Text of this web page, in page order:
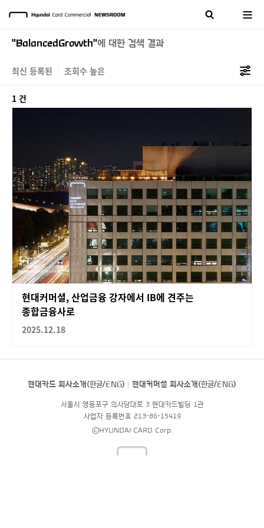
"BalancedGrowth"에 대한 검색 결과
최신 등록된 조회수 높은
1 건
현대커머셜, 산업금융 강자에서 IB에 견주는
종합금융사로
2025.12.18
현대카드 회사소개(한글/ENG) 현대커머셜 회사소개(한글/ENG)
서울시 영등포구 의사당대로 3 현대카드빌딩 1관
사업자 등록번호 213-86-15419
©HYUNDAI CARD Corp.